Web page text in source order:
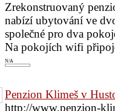
Zrekonstruovaný
nabízí ubytování ve
společné pro dva
Na pokojích wifi
N/A
Penzion Klimeš v
http://www.penzion-